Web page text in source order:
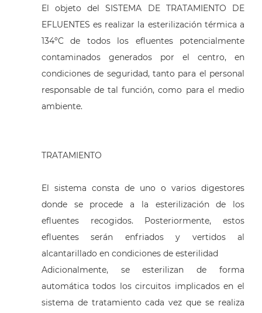
El objeto del SISTEMA DE TRATAMIENTO DE
EFLUENTES es realizar la esterilización térmica a
134ºC de todos los efluentes potencialmente
contaminados generados por el centro, en
condiciones de seguridad, tanto para el personal
responsable de tal función, como para el medio
ambiente.
TRATAMIENTO
El sistema consta de uno o varios digestores
donde se procede a la esterilización de los
efluentes recogidos. Posteriormente, estos
efluentes serán enfriados y vertidos al
alcantarillado en condiciones de esterilidad
Adicionalmente, se esterilizan de forma
automática todos los circuitos implicados en el
sistema de tratamiento cada vez que se realiza